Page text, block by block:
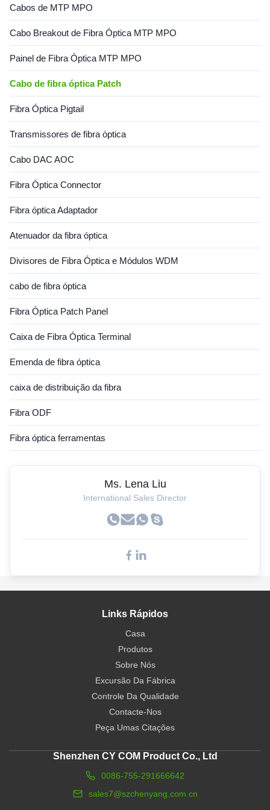
Cabos de MTP MPO
Cabo Breakout de Fibra Óptica MTP MPO
Painel de Fibra Óptica MTP MPO
Cabo de fibra óptica Patch
Fibra Óptica Pigtail
Transmissores de fibra óptica
Cabo DAC AOC
Fibra Óptica Connector
Fibra óptica Adaptador
Atenuador da fibra óptica
Divisores de Fibra Óptica e Módulos WDM
cabo de fibra óptica
Fibra Óptica Patch Panel
Caixa de Fibra Óptica Terminal
Emenda de fibra óptica
caixa de distribuição da fibra
Fibra ODF
Fibra óptica ferramentas
Ms. Lena Liu
International Sales Director
Links Rápidos
Casa
Produtos
Sobre Nós
Excursão Da Fábrica
Controle Da Qualidade
Contacte-Nos
Peça Umas Citações
Shenzhen CY COM Product Co., Ltd
0086-755-291666642
sales7@szchenyang.com.cn